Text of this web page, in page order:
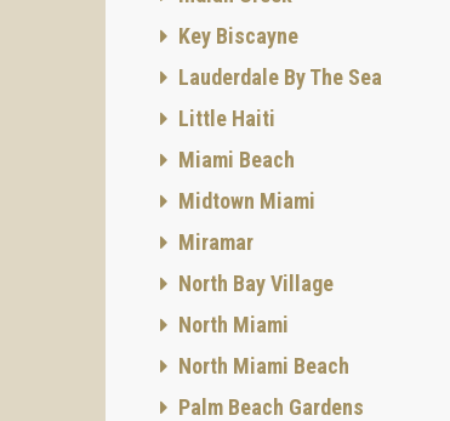
Key Biscayne
Lauderdale By The Sea
Little Haiti
Miami Beach
Midtown Miami
Miramar
North Bay Village
North Miami
North Miami Beach
Palm Beach Gardens